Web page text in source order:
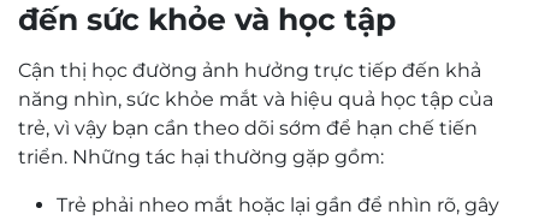
đến sức khỏe và học tập
Cận thị học đường ảnh hưởng trực tiếp đến khả
năng nhìn, sức khỏe mắt và hiệu quả học tập của
trẻ, vì vậy bạn cần theo dõi sớm để hạn chế tiến
triển. Những tác hại thường gặp gồm:
Trẻ phải nheo mắt hoặc lại gần để nhìn rõ, gây